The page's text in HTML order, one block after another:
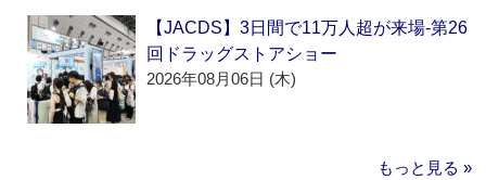
【JACDS】3日間で11万人超が来場‐第26
回ドラッグストアショー
2026年08月06日 (木)
もっと見る »